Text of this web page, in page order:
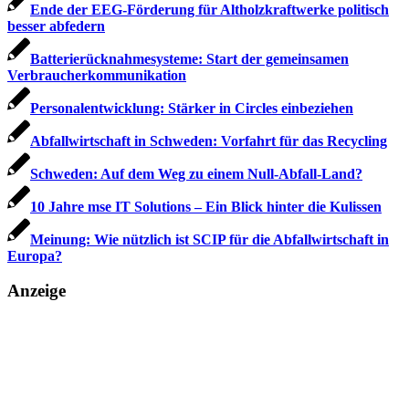
Ende der EEG-Förderung für Altholzkraftwerke politisch
besser abfedern
Batterierücknahmesysteme: Start der gemeinsamen
Verbraucherkommunikation
Personalentwicklung: Stärker in Circles einbeziehen
Abfallwirtschaft in Schweden: Vorfahrt für das Recycling
Schweden: Auf dem Weg zu einem Null-Abfall-Land?
10 Jahre mse IT Solutions – Ein Blick hinter die Kulissen
Meinung: Wie nützlich ist SCIP für die Abfallwirtschaft in
Europa?
Anzeige